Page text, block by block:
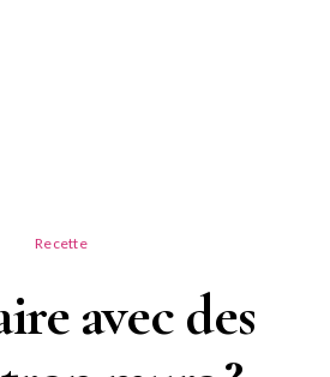
Recette
avec des